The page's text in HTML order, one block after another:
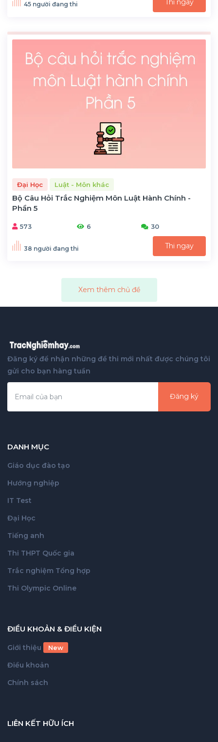
45 người đang thi Thi ngay
Đại Học Luật - Môn khác
Bộ Câu Hỏi Trắc Nghiệm Môn Luật Hành Chính -
Phần 5
573 6 30
38 người đang thi Thi ngay
Xem thêm chủ đề
Đăng ký để nhận những đề thi mới nhất được chúng tôi
gửi cho bạn hàng tuần
Đăng ký
DANH MỤC
Giáo dục đào tạo
Hướng nghiệp
IT Test
Đại Học
Tiếng anh
Thi THPT Quốc gia
Trắc nghiệm Tổng hợp
Thi Olympic Online
ĐIỀU KHOẢN & ĐIỀU KIỆN
Giới thiệu New
Điều khoản
Chính sách
LIÊN KẾT HỮU ÍCH